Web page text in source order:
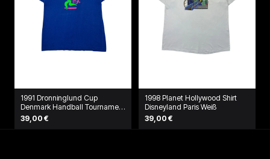
1991 Dronninglund Cup
Denmark Handball Tournament
T-Shirt Blau
39,00 €
1998 Planet Hollywood Shirt
Disneyland Paris Weiß
39,00 €